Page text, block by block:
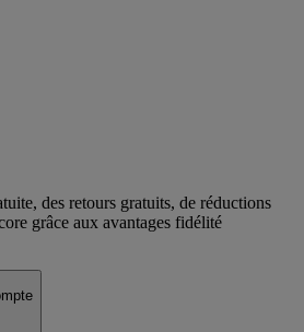
des retours gratuits, de réductions
grâce aux avantages fidélité